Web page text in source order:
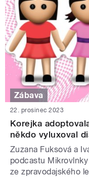
Zábava
22. prosinec 2023
Korejka
někdo vyluxoval
Zuzana Fuksová a
podcastu
ze zpravodajského